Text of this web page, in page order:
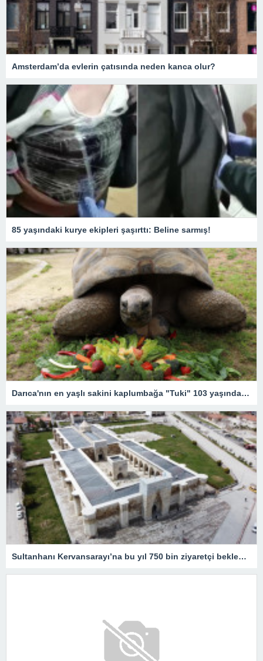
Amsterdam’da evlerin çatısında neden kanca olur?
85 yaşındaki kurye ekipleri şaşırttı: Beline sarmış!
Darıca'nın en yaşlı sakini kaplumbağa "Tuki" 103 yaşında! Doğum günü etkinliğinden renkli kareler…
Sultanhanı Kervansarayı’na bu yıl 750 bin ziyaretçi bekleniyor